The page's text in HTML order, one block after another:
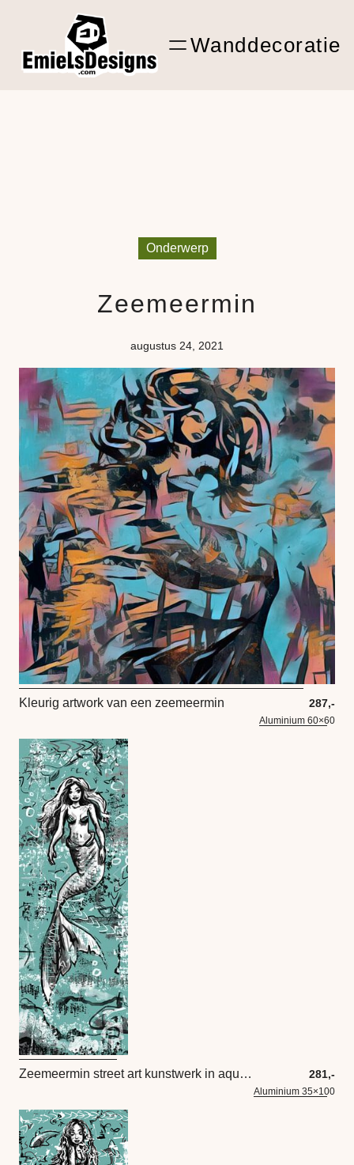
inhoud
Shop Kunst
Wanddecoratie
Onderwerp
Zeemeermin
augustus 24, 2021
Kleurig artwork van een zeemeermin 287,-
Aluminium 60×60
Zeemeermin street art kunstwerk in aqua blauw 281,-
Aluminium 35×100